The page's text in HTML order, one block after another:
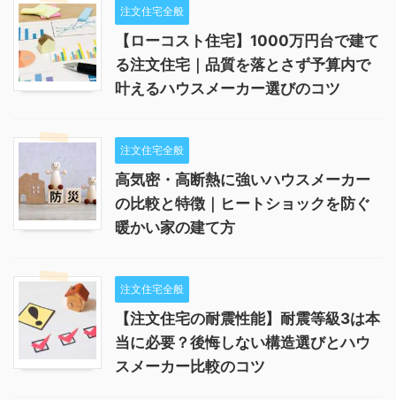
注文住宅全般
【ローコスト住宅】1000万円台で建て
る注文住宅｜品質を落とさず予算内で
叶えるハウスメーカー選びのコツ
注文住宅全般
高気密・高断熱に強いハウスメーカー
の比較と特徴｜ヒートショックを防ぐ
暖かい家の建て方
注文住宅全般
【注文住宅の耐震性能】耐震等級3は本
当に必要？後悔しない構造選びとハウ
スメーカー比較のコツ